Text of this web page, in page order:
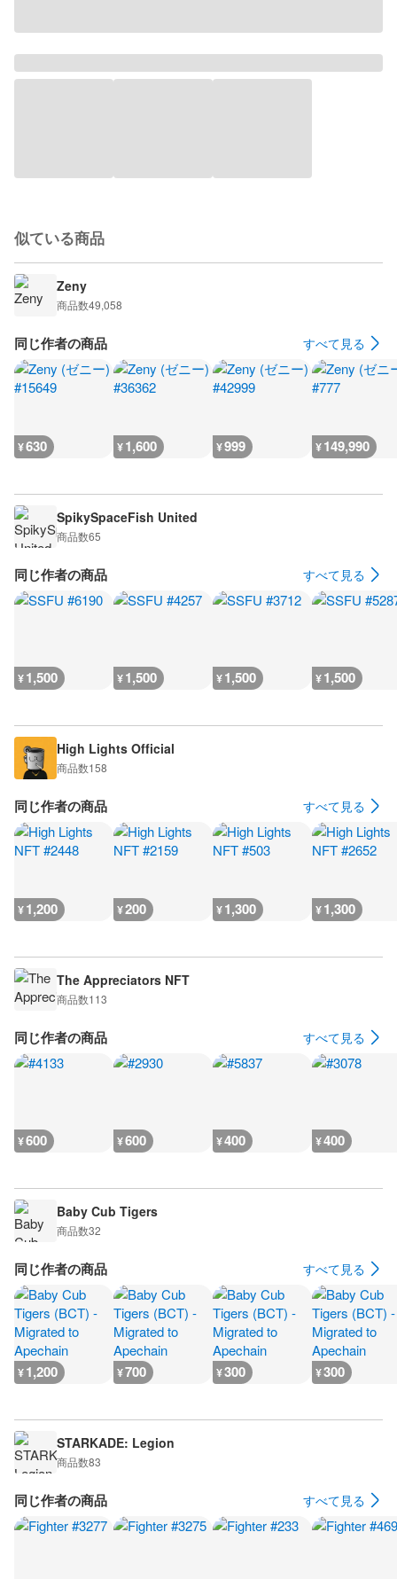
似ている商品
Zeny
商品数49,058
同じ作者の商品 すべて見る
¥630 ¥1,600 ¥999 ¥149,990
SpikySpaceFish United
商品数65
同じ作者の商品 すべて見る
¥1,500 ¥1,500 ¥1,500 ¥1,500
High Lights Official
商品数158
同じ作者の商品 すべて見る
¥1,200 ¥200 ¥1,300 ¥1,300
The Appreciators NFT
商品数113
同じ作者の商品 すべて見る
¥600 ¥600 ¥400 ¥400
Baby Cub Tigers
商品数32
同じ作者の商品 すべて見る
¥1,200 ¥700 ¥300 ¥300
STARKADE: Legion
商品数83
同じ作者の商品 すべて見る